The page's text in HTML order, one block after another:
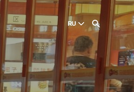
RU
English
English
Dansk
Danish